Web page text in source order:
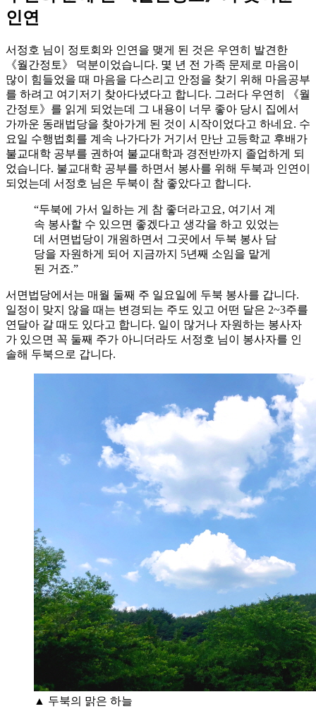
인연
서정호 님이 정토회와 인연을 맺게 된 것은 우연히 발견한
《월간정토》 덕분이었습니다. 몇 년 전 가족 문제로 마음이
많이 힘들었을 때 마음을 다스리고 안정을 찾기 위해 마음공부
를 하려고 여기저기 찾아다녔다고 합니다. 그러다 우연히 《월
간정토》를 읽게 되었는데 그 내용이 너무 좋아 당시 집에서
가까운 동래법당을 찾아가게 된 것이 시작이었다고 하네요. 수
요일 수행법회를 계속 나가다가 거기서 만난 고등학교 후배가
불교대학 공부를 권하여 불교대학과 경전반까지 졸업하게 되
었습니다. 불교대학 공부를 하면서 봉사를 위해 두북과 인연이
되었는데 서정호 님은 두북이 참 좋았다고 합니다.
“두북에 가서 일하는 게 참 좋더라고요, 여기서 계
속 봉사할 수 있으면 좋겠다고 생각을 하고 있었는
데 서면법당이 개원하면서 그곳에서 두북 봉사 담
당을 자원하게 되어 지금까지 5년째 소임을 맡게
된 거죠.”
서면법당에서는 매월 둘째 주 일요일에 두북 봉사를 갑니다.
일정이 맞지 않을 때는 변경되는 주도 있고 어떤 달은 2~3주를
연달아 갈 때도 있다고 합니다. 일이 많거나 자원하는 봉사자
가 있으면 꼭 둘째 주가 아니더라도 서정호 님이 봉사자를 인
솔해 두북으로 갑니다.
▲ 두북의 맑은 하늘